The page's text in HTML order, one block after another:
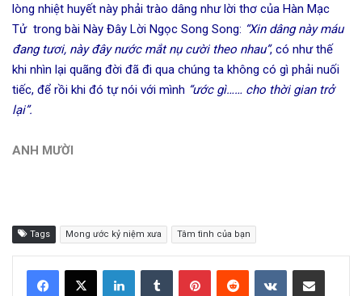
lòng nhiệt huyết này phải trào dâng như lời thơ của Hàn Mạc
Tử trong bài Này Đây Lời Ngọc Song Song: “Xin dâng này máu
đang tươi, này đây nước mắt nụ cười theo nhau”, có như thế
khi nhìn lại quãng đời đã đi qua chúng ta không có gì phải nuối
tiếc, để rồi khi đó tự nói với mình “ước gì…… cho thời gian trở
lại”.
ANH MƯỜI
Tags Mong ước kỷ niệm xưa Tâm tình của bạn